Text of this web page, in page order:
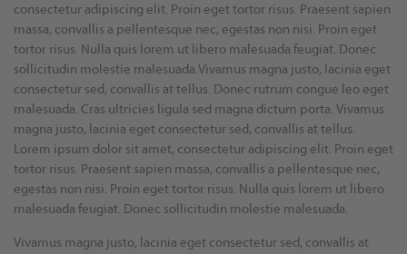
consectetur adipiscing elit. Proin eget tortor risus. Praesent sapien
massa, convallis a pellentesque nec, egestas non nisi. Proin eget
tortor risus. Nulla quis lorem ut libero malesuada feugiat. Donec
sollicitudin molestie malesuada.Vivamus magna justo, lacinia eget
consectetur sed, convallis at tellus. Donec rutrum congue leo eget
malesuada. Cras ultricies ligula sed magna dictum porta. Vivamus
magna justo, lacinia eget consectetur sed, convallis at tellus.
Lorem ipsum dolor sit amet, consectetur adipiscing elit. Proin eget
tortor risus. Praesent sapien massa, convallis a pellentesque nec,
egestas non nisi. Proin eget tortor risus. Nulla quis lorem ut libero
malesuada feugiat. Donec sollicitudin molestie malesuada.
Vivamus magna justo, lacinia eget consectetur sed, convallis at